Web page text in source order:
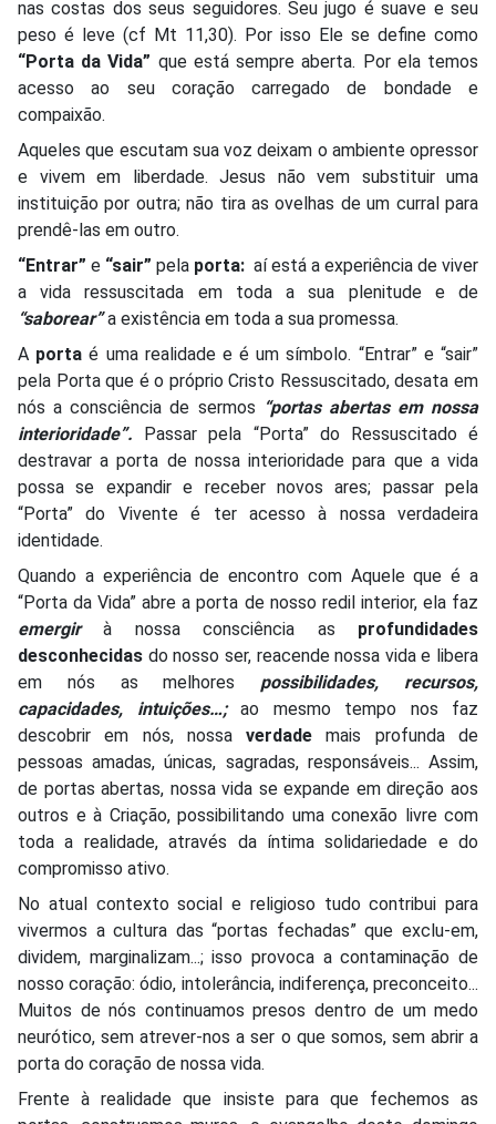
nas costas dos seus seguidores. Seu jugo é suave e seu
peso é leve (cf Mt 11,30). Por isso Ele se define como
“Porta da Vida” que está sempre aberta. Por ela temos
acesso ao seu coração carregado de bondade e
compaixão.
Aqueles que escutam sua voz deixam o ambiente opressor
e vivem em liberdade. Jesus não vem substituir uma
instituição por outra; não tira as ovelhas de um curral para
prendê-las em outro.
“Entrar” e “sair” pela porta: aí está a experiência de viver
a vida ressuscitada em toda a sua plenitude e de
“saborear”a existência em toda a sua promessa.
A porta é uma realidade e é um símbolo. “Entrar” e “sair”
pela Porta que é o próprio Cristo Ressuscitado, desata em
nós a consciência de sermos “portas abertas em nossa
interioridade”. Passar pela “Porta” do Ressuscitado é
destravar a porta de nossa interioridade para que a vida
possa se expandir e receber novos ares; passar pela
“Porta” do Vivente é ter acesso à nossa verdadeira
identidade.
Quando a experiência de encontro com Aquele que é a
“Porta da Vida” abre a porta de nosso redil interior, ela faz
emergirà nossa consciência as profundidades
desconhecidas do nosso ser, reacende nossa vida e libera
em nós as melhores possibilidades, recursos,
capacidades, intuições…;ao mesmo tempo nos faz
descobrir em nós, nossaverdade mais profunda de
pessoas amadas, únicas, sagradas, responsáveis... Assim,
de portas abertas, nossa vida se expande em direção aos
outros e à Criação, possibilitando uma conexão livre com
toda a realidade, através da íntima solidariedade e do
compromisso ativo.
No atual contexto social e religioso tudo contribui para
vivermos a cultura das “portas fechadas” que exclu-em,
dividem, marginalizam...; isso provoca a contaminação de
nosso coração: ódio, intolerância, indiferença, preconceito...
Muitos de nós continuamos presos dentro de um medo
neurótico, sem atrever-nos a ser o que somos, sem abrir a
porta do coração de nossa vida.
Frente à realidade que insiste para que fechemos as